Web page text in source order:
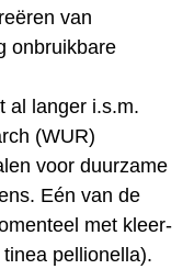
van
onbruikbare
al langer i.s.m.
(WUR)
voor duurzame
Eén van de
met kleer-
pellionella).